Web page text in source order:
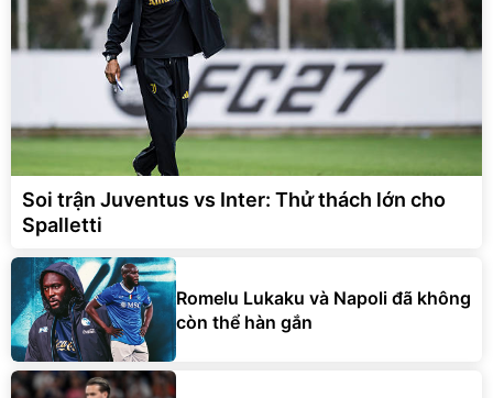
Soi trận Juventus vs Inter: Thử thách lớn cho
Spalletti
Romelu Lukaku và Napoli đã không
còn thể hàn gắn